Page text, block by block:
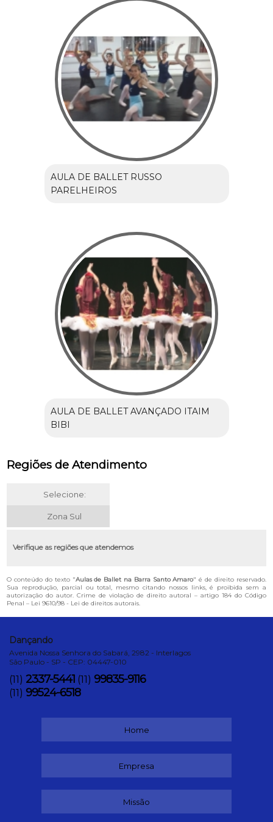
AULA DE BALLET RUSSO
PARELHEIROS
AULA DE BALLET AVANÇADO ITAIM
BIBI
Regiões de Atendimento
Selecione:
Zona Sul
Verifique as regiões que atendemos
O conteúdo do texto "Aulas de Ballet na Barra Santo Amaro" é de direito reservado.
Sua reprodução, parcial ou total, mesmo citando nossos links, é proibida sem a
autorização do autor. Crime de violação de direito autoral – artigo 184 do Código
Penal – Lei 9610/98 - Lei de direitos autorais.
Dançando
Avenida Nossa Senhora do Sabará, 2982 - Interlagos
São Paulo - SP - CEP: 04447-010
(11) 2337-5441 (11) 99835-9116
(11) 99524-6518
Home
Empresa
Missão